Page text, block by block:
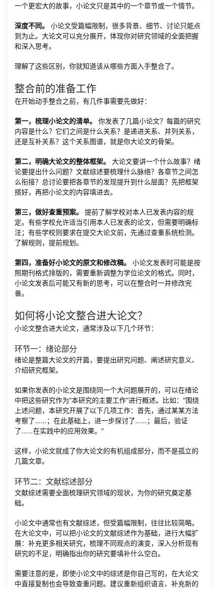
一个更宏大的故事，小论文只是其中的一个章节或一个情节。
深度不同。
小论文受篇幅限制，很多背景、细节、讨论只能点
到为止。大论文可以充分展开，体现你对研究领域的全面把握
和深入思考。
理解了这些区别，你就知道该从哪些方面入手整合了。
整合前的准备工作
在开始动手整合之前，有几件事需要先做好：
第一，梳理小论文的清单。
你发表了几篇小论文？每篇的研究
内容是什么？它们之间是什么关系？是递进关系、并列关系，
还是互补关系？这个关系图谱，就是你大论文的骨架。
第二，明确大论文的整体框架。
大论文要讲一个什么故事？绪
论要提出什么问题？文献综述要梳理什么脉络？各章节之间怎
么衔接？总讨论要把各章节的发现提升到什么层面？先把框架
搭好，再把小论文的内容填进去。
第三，做好查重预案。
提前了解学校对本人已发表内容的规
定。有些学校允许适当引用本人已发表的论文，但需要明确标
注；有些学校则要求在提交大论文前，先通过查重系统检测。
了解规则，提前规划。
第四，准备好小论文的原文和修改稿。
小论文发表时可能是按
照期刊格式排版的，需要重新调整为学位论文的格式。同时，
小论文发表后可能又有新的思考，可以在整合时一并修改完
善。
如何将小论文整合进大论文？
小论文整合进大论文，通常涉及以下几个环节：
环节一：绪论部分
绪论是整篇大论文的开篇，要提出研究问题、阐述研究意义、
介绍研究框架。
如果你发表的小论文是围绕同一个大问题展开的，可以在绪论
中把这些研究作为“本研究的主要工作”进行概述。比如：“围绕
上述问题，本研究开展了以下几项工作：首先，通过某某方法
考察了……；在此基础上，进一步探讨了……；最后，验证
了……在实践中的应用效果。”
这样，小论文就成了你大论文的有机组成部分，而不是孤立的
几篇文章。
环节二：文献综述部分
文献综述需要全面梳理研究领域的现状，为你的研究奠定基
础。
小论文中通常也有文献综述，但受篇幅限制，往往比较简略。
在大论文中，可以把小论文的文献综述作为基础，进行大幅扩
展：补充更多相关研究，梳理不同观点的演变，深入分析现有
研究的不足，明确指出你的研究要填补什么空白。
需要注意的是，即使小论文中的综述是你自己写的，在大论文
中直接复制也会导致查重问题。建议重新组织语言、补充新的